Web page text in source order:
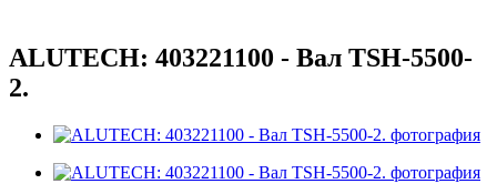
ALUTECH: 403221100 - Вал TSH-5500-
2.